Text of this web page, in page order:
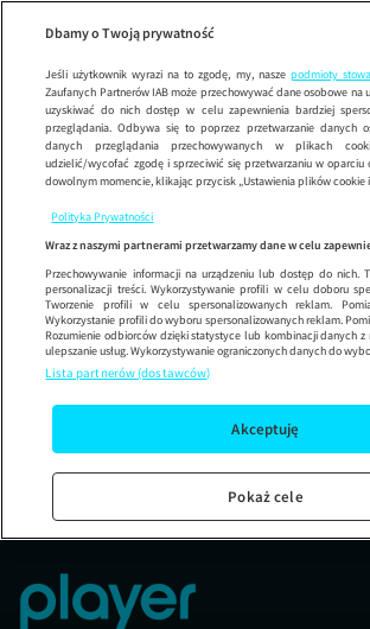
Wypróbuj aplikację mobilną
Korzystaj z łatwiejszej nawigacji i ciesz się
Dbamy o Twoją prywatność
Jeśli użytkownik wyrazi na to zgodę, my, nasze podmioty
Zaufanych Partnerów IAB może przechowywać dane osobowe na
uzyskiwać do nich dostęp w celu zapewnienia bardziej
przeglądania. Odbywa się to poprzez przetwarzanie danych
danych przeglądania przechowywanych w plikach
udzielić/wycofać zgodę i sprzeciwić się przetwarzaniu w oparciu
dowolnym momencie, klikając przycisk „Ustawienia plików cookie
Polityka Prywatności
Wraz z naszymi partnerami przetwarzamy dane w celu
Przechowywanie informacji na urządzeniu lub dostęp do nich.
personalizacji treści. Wykorzystywanie profili w celu doboru
Tworzenie profili w celu spersonalizowanych reklam.
Wykorzystanie profili do wyboru spersonalizowanych reklam.
Rozumienie odbiorców dzięki statystyce lub kombinacji danych z
ulepszanie usług. Wykorzystywanie ograniczonych danych do
Lista partnerów (dostawców)
Akceptuję
Pokaż cele